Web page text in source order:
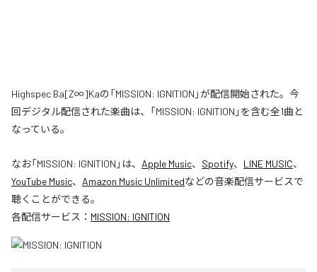
Highspec Ba[Z∞]Kaの「MISSION: IGNITION」が配信開始された。今
回デジタル配信された楽曲は、「MISSION: IGNITION」を含む全1曲と
なっている。
なお「MISSION: IGNITION 」は、 Apple Music、 Spotify、 LINE MUSIC、
YouTube Music、 Amazon Music Unlimitedなどの音楽配信サービスで
聴くことができる。
各配信サービス： MISSION: IGNITION